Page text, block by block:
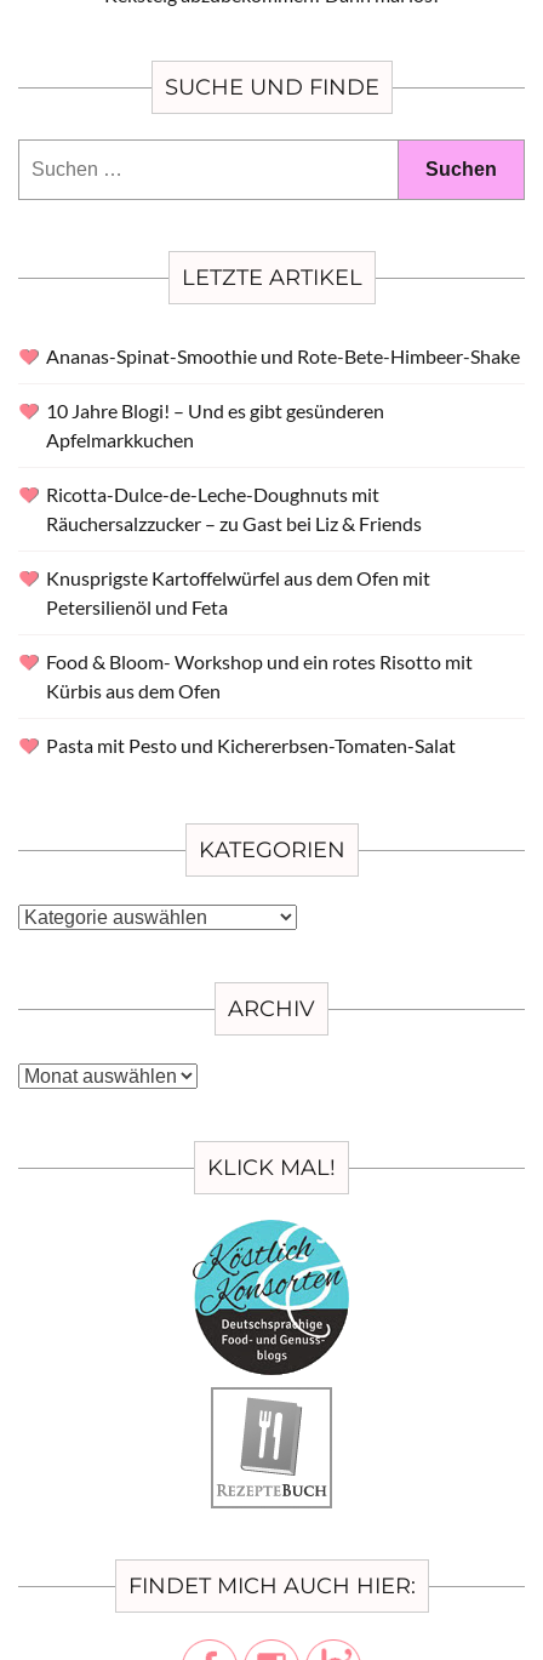
SUCHE UND FINDE
LETZTE ARTIKEL
Ananas-Spinat-Smoothie und Rote-Bete-Himbeer-Shake
10 Jahre Blogi! – Und es gibt gesünderen
Apfelmarkkuchen
Ricotta-Dulce-de-Leche-Doughnuts mit
Räuchersalzzucker – zu Gast bei Liz & Friends
Knusprigste Kartoffelwürfel aus dem Ofen mit
Petersilienöl und Feta
Food & Bloom- Workshop und ein rotes Risotto mit
Kürbis aus dem Ofen
Pasta mit Pesto und Kichererbsen-Tomaten-Salat
KATEGORIEN
Kategorien
ARCHIV
Archiv
KLICK MAL!
FINDET MICH AUCH HIER: